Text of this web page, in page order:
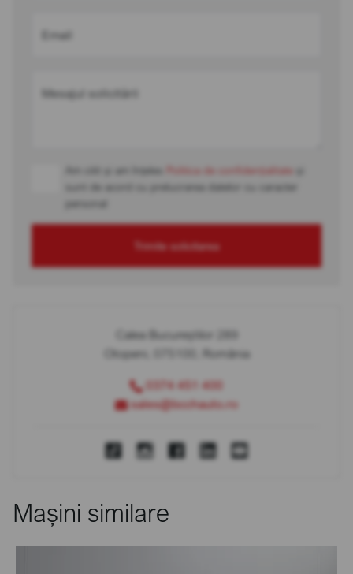
Email
Mesajul solicitării
Am citit și am înțeles Politica de confidențialitate
sunt de acord cu prelucrarea datelor cu caracter
personal
Trimite solicitarea
Calea Bucureștilor 289
Otopeni, 075100, România
0374 451 400
sales@bcchauto.ro
Mașini similare